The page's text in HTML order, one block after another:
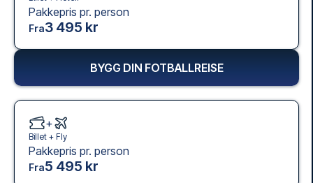
Pakkepris pr. person
Fra3 495 kr
BYGG DIN FOTBALLREISE
+
Billet + Fly
Pakkepris pr. person
Fra5 495 kr